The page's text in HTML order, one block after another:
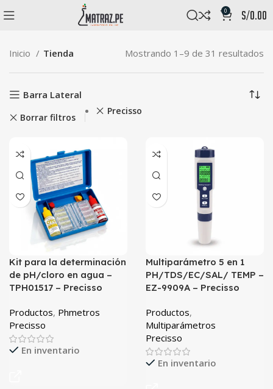
0 s/0.00
Inicio Tienda Mostrando 1–9 de 31 resultados
Barra Lateral
Borrar filtros
Precisso
Kit para la determinación
de pH/cloro en agua –
TPH01517 – Precisso
Productos, Phmetros
Precisso
En inventario
Multiparámetro 5 en 1
PH/TDS/EC/SAL/ TEMP –
EZ-9909A – Precisso
Productos,
Multiparámetros
Precisso
En inventario